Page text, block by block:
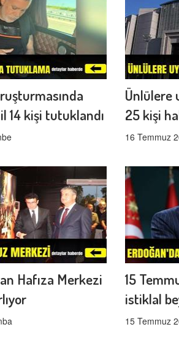
14 kişi tutuklandı
Ünlülere
25 kişi
16 Temmuz
Hafıza Merkezi
15
istiklal
15 Temmuz